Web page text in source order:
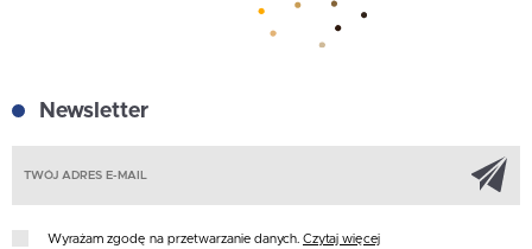
Newsletter
Wyrażam zgodę na przetwarzanie danych. Czytaj więcej